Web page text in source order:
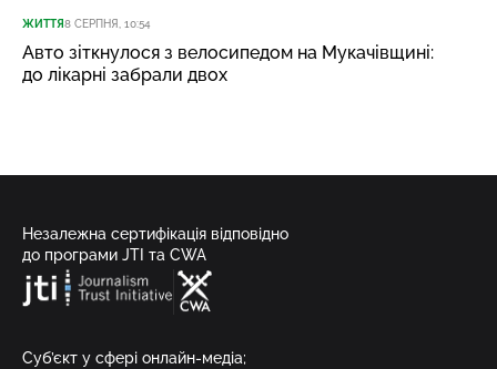
ЖИТТЯ8 СЕРПНЯ, 10:54
Авто зіткнулося з велосипедом на Мукачівщині:
до лікарні забрали двох
Незалежна сертифікація відповідно
до програми JTI та CWA
Суб’єкт у сфері онлайн-медіа;